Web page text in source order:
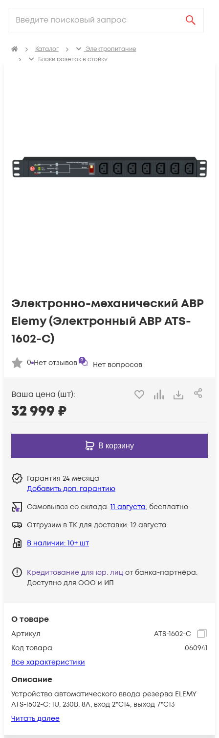
Каталог
Электропитание
Блоки розеток в стойку
О товаре
Артикул
ATS-1602-C
Код товара
060941
Все характеристики
Описание
Устройство автоматического ввода резерва ELEMY
ATS-1602-C: 1U, 230В, 8А, вход 2*C14, выход 7*C13
Читать далее
Электронно-механический АВР
Elemy (Электронный АВР ATS-
1602-C)
0 Нет отзывов Нет вопросов
Ваша цена (шт):
32 999 ₽
В корзину
Гарантия 24 месяца
Добавить доп. гарантию
Самовывоз со склада: 11 августа, бесплатно
Отгрузим в ТК для доставки: 12 августа
В наличии: 10+ шт
Кредитование для юр. лиц от банка-партнёра.
Доступно для ООО и ИП